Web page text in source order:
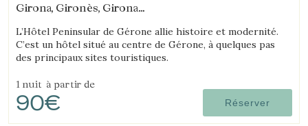
Girona, Gironès, Girona
L’Hôtel Peninsular de Gérone allie histoire et modernité.
C’est un hôtel situé au centre de Gérone, à quelques pas
des principaux sites touristiques.
1 nuit à partir de
90€ Réserver